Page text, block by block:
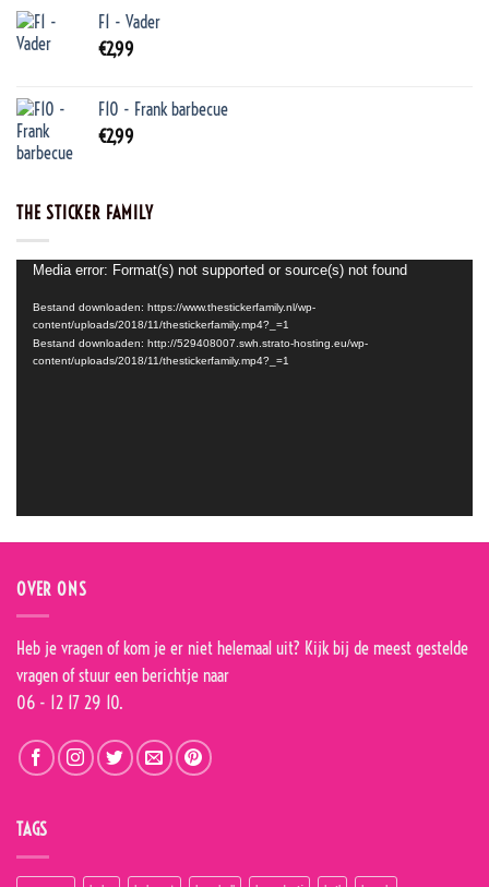
F1 - Vader
€2,99
F10 - Frank barbecue
€2,99
THE STICKER FAMILY
Videospeler
Media error: Format(s) not supported or source(s) not found
Bestand downloaden: https://www.thestickerfamily.nl/wp-
content/uploads/2018/11/thestickerfamily.mp4?_=1
Bestand downloaden: http://529408007.swh.strato-hosting.eu/wp-
content/uploads/2018/11/thestickerfamily.mp4?_=1
OVER ONS
Heb je vragen of kom je er niet helemaal uit? Kijk bij de meest gestelde
vragen of stuur een berichtje naar
06 - 12 17 29 10.
TAGS